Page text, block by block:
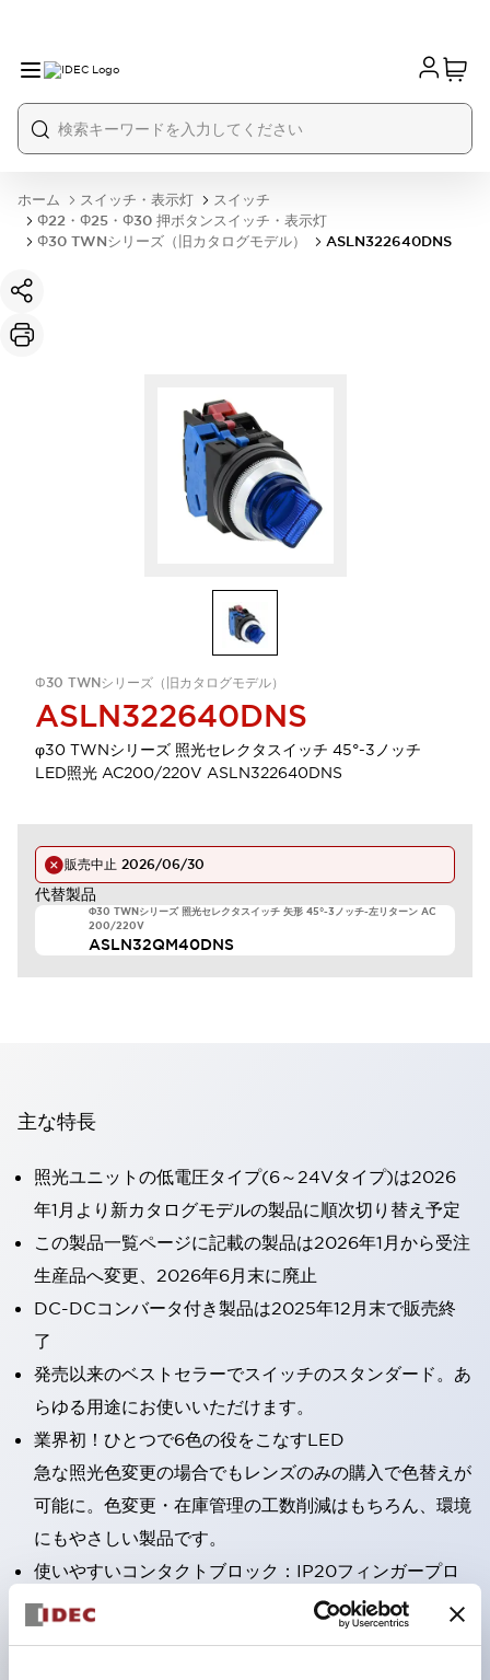
ホーム スイッチ・表示灯
スイッチ
Φ22・Φ25・Φ30 押ボタンスイッチ・表示灯
Φ30 TWNシリーズ（旧カタログモデル）
ASLN322640DNS
Φ30 TWNシリーズ（旧カタログモデル）
ASLN322640DNS
φ30 TWNシリーズ 照光セレクタスイッチ 45°-3ノッチ
LED照光 AC200/220V ASLN322640DNS
販売中止 2026/06/30
代替製品
Φ30 TWNシリーズ 照光セレクタスイッチ 矢形 45°-3ノッチ-左リターン AC
200/220V
ASLN32QM40DNS
主な特長
照光ユニットの低電圧タイプ(6～24Vタイプ)は2026
年1月より新カタログモデルの製品に順次切り替え予定
この製品一覧ページに記載の製品は2026年1月から受注
生産品へ変更、2026年6月末に廃止
DC-DCコンバータ付き製品は2025年12月末で販売終
了
発売以来のベストセラーでスイッチのスタンダード。あ
らゆる用途にお使いいただけます。
業界初！ひとつで6色の役をこなすLED
急な照光色変更の場合でもレンズのみの購入で色替えが
可能に。色変更・在庫管理の工数削減はもちろん、環境
にもやさしい製品です。
使いやすいコンタクトブロック：IP20フィンガープロ
テクション構造、簡単取付け／取外し、ねじ脱落防止、